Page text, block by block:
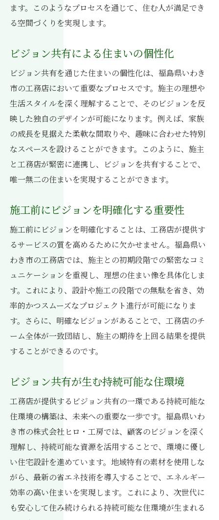
顧客のブランドビジョンを形にする設計
集客力を高めるためのビジョン共有
ビジョン共有がもたらす店舗の個性化
持続可能な店舗設計の実現方法
住まいづくりにビジョン共有が必要な理由
ビジョン共有が住まいの満足度を高める
価値ある住まいを実現するための基礎
ビジョン共有によるリスクの軽減
顧客の理想と現実を一致させるプロセス
ビジョン共有が築く信頼関係
いわき市の工務店が提案する理想の住空間
地域の魅力を取り入れた住空間
自然との調和を重視した設計
住環境の快適性を追求する理由
地域社会との共生を考えた設計
住む人が安心できる住まいづくり
ビジョン共有で実現する居心地の良い空間
工務店のビジョン共有で地域素材の魅力を引き
出す
自然素材がもたらす心地良さ
地域の特性を活かしたデザインアイデア
ビジョン共有が可能にする素材選び
環境に優しい建材の選定方法
地域文化を反映する建築デザイン
ます。このようなプロセスを通じて、住む人が満足でき
る空間づくりを実現します。
ビジョン共有による住まいの個性化
ビジョン共有を通じた住まいの個性化は、福島県いわき
市の工務店において重要なプロセスです。施主の理想や
生活スタイルを深く理解することで、そのビジョンを反
映した独自のデザインが可能になります。例えば、家族
の成長を見据えた柔軟な間取りや、趣味に合わせた特別
なスペースを設けることができます。このように、施主
と工務店が緊密に連携し、ビジョンを共有することで、
唯一無二の住まいを実現することができます。
施工前にビジョンを明確化する重要性
施工前にビジョンを明確化することは、工務店が提供す
るサービスの質を高めるために欠かせません。福島県い
わき市の工務店では、施主との初期段階での緊密なコミ
ュニケーションを重視し、理想の住まい像を具体化しま
す。これにより、設計や施工の段階での無駄を省き、効
率的かつスムーズなプロジェクト進行が可能になりま
す。さらに、明確なビジョンがあることで、工務店のチ
ーム全体が一致団結し、施主の期待を上回る結果を提供
することができるのです。
ビジョン共有が生む持続可能な住環境
工務店が提供するビジョン共有の一環である持続可能な
住環境の構築は、未来への重要な一歩です。福島県いわ
き市の株式会社ヒロ・工房では、顧客のビジョンを深く
理解し、持続可能な資源を活用することで、環境に優し
い住宅設計を進めています。地域特有の素材を使用しな
がら、最新の省エネ技術を導入することで、エネルギー
効率の高い住まいを実現します。これにより、次世代に
も安心して住み続けられる持続可能な住環境が生まれる